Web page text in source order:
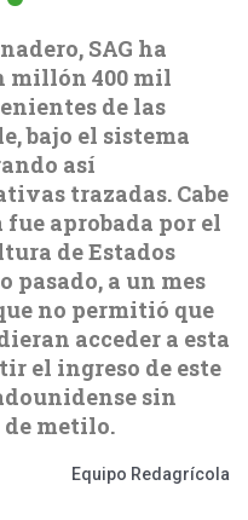
SAG ha
millón 400 mil
de las
bajo el sistema
así
trazadas. Cabe
aprobada por el
de Estados
pasado, a un mes
no permitió que
acceder a esta
el ingreso de este
sin
metilo.
Equipo Redagrícola